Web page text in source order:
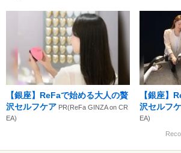
【銀座】ReFaで始める大人の贅
沢セルフケア PR(ReFa GINZA on CR
EA)
【銀座】
沢セルフ
EA)